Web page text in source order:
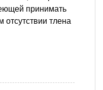
принимать
тлена